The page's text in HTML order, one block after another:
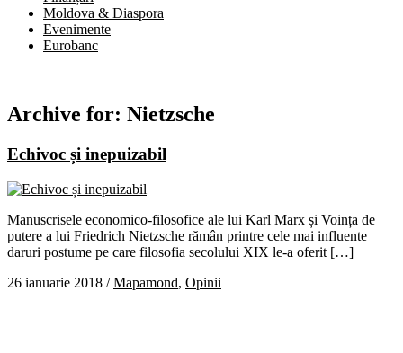
Moldova & Diaspora
Evenimente
Eurobanc
Archive for: Nietzsche
Echivoc și inepuizabil
Manuscrisele economico-filosofice ale lui Karl Marx și Voința de
putere a lui Friedrich Nietzsche rămân printre cele mai influente
daruri postume pe care filosofia secolului XIX le-a oferit […]
26 ianuarie 2018 /Mapamond, Opinii